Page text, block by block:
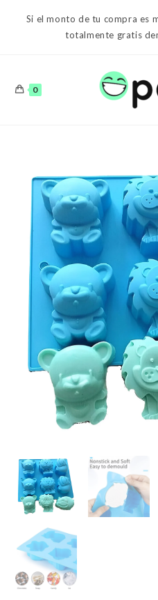
Si el monto de tu compra es
totalmente gratis
0